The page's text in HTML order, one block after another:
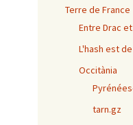
Terre de France
Entre Drac
L'hash est
Occitània
tarn.gz